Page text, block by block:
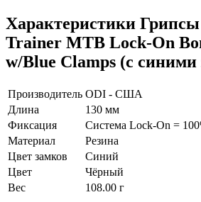
Характеристики
Trainer MTB Lock-On
w/Blue Clamps (с
Производитель ODI - США
Длина
130 мм
Фиксация
Система Lock-On =
Материал
Резина
Цвет замков
Синий
Цвет
Чёрный
Вес
108.00 г